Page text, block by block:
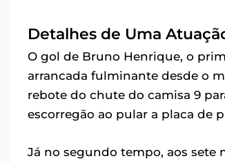
Detalhes de Uma
O gol de Bruno Henrique, o
arrancada fulminante desde o
rebote do chute do camisa 9
escorregão ao pular a placa de
Já no segundo tempo, aos